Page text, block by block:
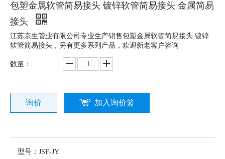
包塑金属软管简易接头 镀锌软管简易接头 金属简易
接头
江苏京生管业有限公司专业生产销售包塑金属软管简易接头 镀锌
软管简易接头，另有更多系列产品，欢迎新老客户咨询
数量：
询价 加入询价篮
型号： JSF-JY